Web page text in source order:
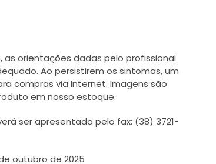
orientações dadas pelo profissional
Ao persistirem os sintomas, um
compras via Internet. Imagens são
em nosso estoque.
ser apresentada pelo fax: (38) 3721-
outubro de 2025